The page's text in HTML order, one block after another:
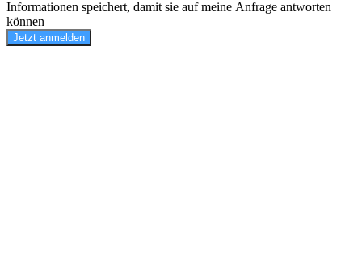
Informationen speichert, damit sie auf meine Anfrage antworten
können
Jetzt anmelden